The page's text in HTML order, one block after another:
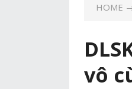
HOME
vô